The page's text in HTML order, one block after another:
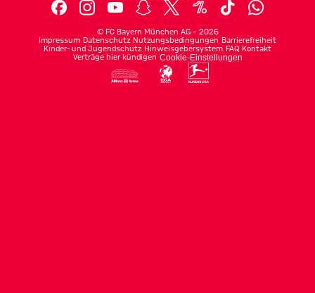
© FC Bayern München AG – 2026
Impressum Datenschutz Nutzungsbedingungen Barrierefreiheit
Kinder- und Jugendschutz Hinweisgebersystem FAQ Kontakt
Verträge hier kündigen Cookie-Einstellungen